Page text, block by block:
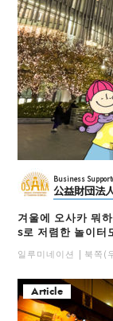
Business
公益財団法
겨울에 오사카 뭐
s로 저렴한 놀이터
일루미네이션 북쪽(
Article